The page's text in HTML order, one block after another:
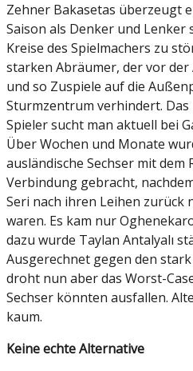
Zehner Bakasetas überzeugt
Saison als Denker und Lenker
Kreise des Spielmachers zu
starken Abräumer, der vor
und so Zuspiele auf die
Sturmzentrum verhindert. Das
Spieler sucht man aktuell bei
Über Wochen und Monate
ausländische Sechser mit dem
Verbindung gebracht,
Seri nach ihren Leihen zurück
waren. Es kam nur
dazu wurde Taylan Antalyalı
Ausgerechnet gegen den
droht nun aber das Worst-
Sechser könnten ausfallen.
kaum.
Keine echte Alternative